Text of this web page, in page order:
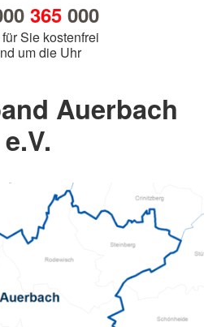
365000
Sie kostenfrei
um die Uhr
Auerbach
e.V.